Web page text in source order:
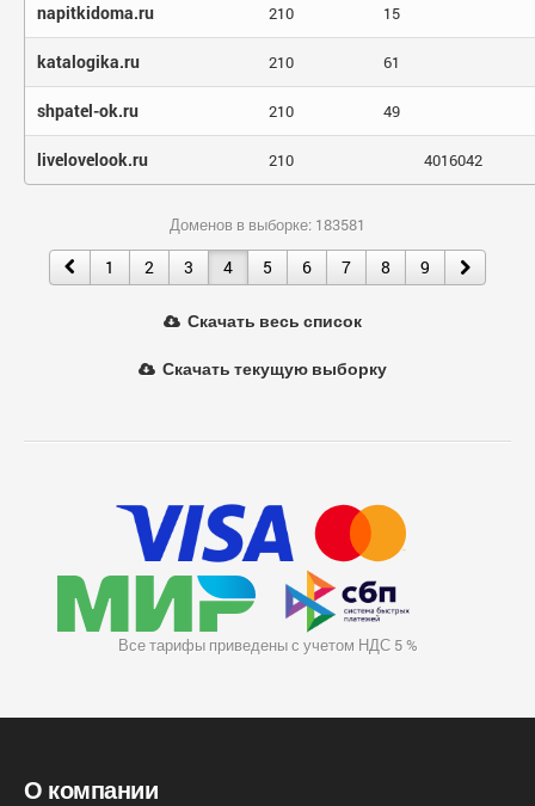
napitkidoma.ru 210 15
katalogika.ru 210 61
shpatel-ok.ru 210 49
livelovelook.ru 210 4016042
Доменов в выборке: 183581
1 2 3 4 5 6 7 8 9
Скачать весь список
Скачать текущую выборку
Все тарифы приведены с учетом НДС 5 %
О компании